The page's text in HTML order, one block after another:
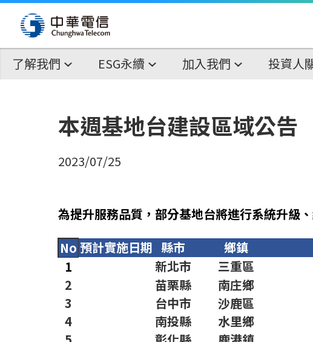
了解我們 ESG永續 加入我們 投資人
本週基地台建設區域公告
2023/07/25
為提升服務品質，部分基地台將進行系統升級
No 預計實施日期 縣市 鄉鎮
1
新北市 三重區
2 苗栗縣
南庄鄉
3
台中市
沙鹿區
4
南投縣
水里鄉